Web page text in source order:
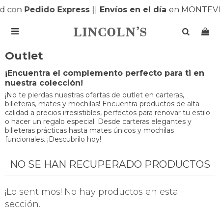
conPedido Express Envíos en el día en

Outlet
¡Encuentra el complemento perfecto para ti en
nuestra colección!
¡No te pierdas nuestras ofertas de outlet en carteras,
billeteras, mates y mochilas! Encuentra productos de alta
calidad a precios irresistibles, perfectos para renovar tu estilo
o hacer un regalo especial. Desde carteras elegantes y
billeteras prácticas hasta mates únicos y mochilas
funcionales. ¡Descubrilo hoy!
NO SE HAN RECUPERADO PRODUCTOS
¡Lo sentimos! No hay productos en esta
sección.